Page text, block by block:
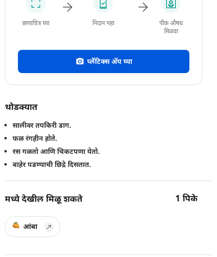
छायाचित्र घ्या निदान पहा
पीक औषध
मिळवा
प्लँटिक्स अ‍ॅप घ्या
थोडक्यात
सालीवर तपकिरी डाग.
फळ रंगहीन होते.
रस गळतो आणि चिकटपणा येतो.
बाहेर पडण्याची छिद्रे दिसतात.
मध्ये देखील मिळू शकते 1 पिके
आंबा